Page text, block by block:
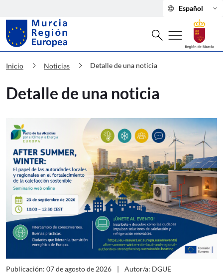
language Español keyboard_arrow_down
Murcia Región Europea Detalle de
Buscar
search menu
Inicio chevron_right Noticias chevron_right Detalle de una noticia
Detalle de una noticia
Publicación: 07 de agosto de 2026 Autor/a: DGUE